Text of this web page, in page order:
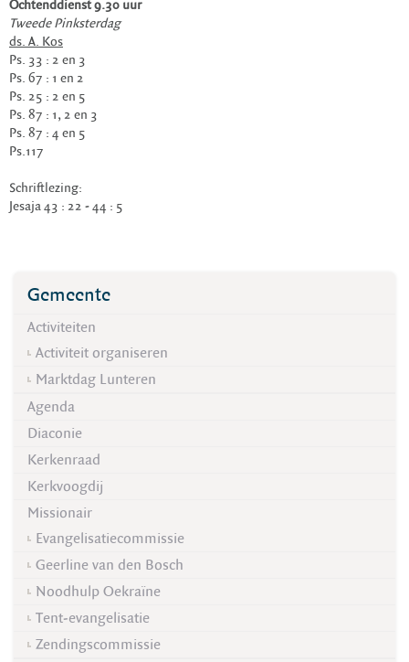
Ochtenddienst 9.30 uur
Tweede Pinksterdag
ds. A. Kos
Ps. 33 : 2 en 3
Ps. 67 : 1 en 2
Ps. 25 : 2 en 5
Ps. 87 : 1, 2 en 3
Ps. 87 : 4 en 5
Ps.117
Schriftlezing:
Jesaja 43 : 22 - 44 : 5
Gemeente
Activiteiten
Activiteit organiseren
Marktdag Lunteren
Agenda
Diaconie
Kerkenraad
Kerkvoogdij
Missionair
Evangelisatiecommissie
Geerline van den Bosch
Noodhulp Oekraïne
Tent-evangelisatie
Zendingscommissie